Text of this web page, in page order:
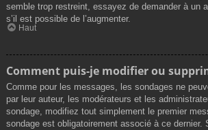
semble trop restreint, essayez de demander à un
s’il est possible de l’augmenter.
Haut
Comment puis-je modifier ou
Comme pour les messages, les sondages ne
par leur auteur, les modérateurs et les
sondage, modifiez tout simplement le premier
sondage est obligatoirement associé à ce dernier.